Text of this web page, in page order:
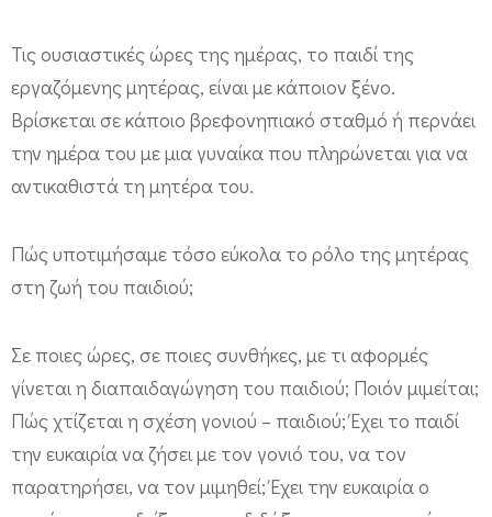
Τις ουσιαστικές ώρες της ημέρας, το παιδί της
εργαζόμενης μητέρας, είναι με κάποιον ξένο.
Βρίσκεται σε κάποιο βρεφονηπιακό σταθμό ή περνάει
την ημέρα του με μια γυναίκα που πληρώνεται για να
αντικαθιστά τη μητέρα του.
Πώς υποτιμήσαμε τόσο εύκολα το ρόλο της μητέρας
στη ζωή του παιδιού;
Σε ποιες ώρες, σε ποιες συνθήκες, με τι αφορμές
γίνεται η διαπαιδαγώγηση του παιδιού; Ποιόν μιμείται;
Πώς χτίζεται η σχέση γονιού – παιδιού; Έχει το παιδί
την ευκαιρία να ζήσει με τον γονιό του, να τον
παρατηρήσει, να τον μιμηθεί; Έχει την ευκαιρία ο